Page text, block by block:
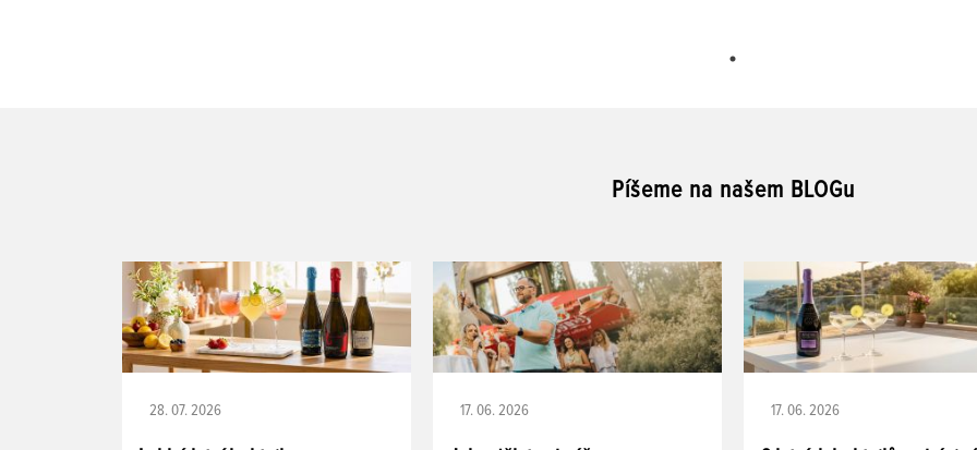
Píšeme na našem BLOGu
28. 07. 2026 17. 06. 2026 17. 06. 2026